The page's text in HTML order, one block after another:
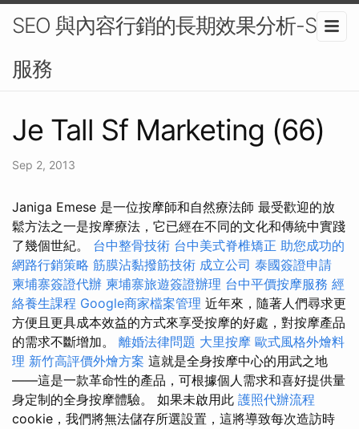
SEO 與內容行銷的長期效果分析-SEO
服務
Je Tall Sf Marketing (66)
Sep 2, 2013
Janiga Emese 是一位按摩師和自然療法師 最受歡迎的放
鬆方法之一是按摩療法，它已經在不同的文化和傳統中實踐
了幾個世紀。 台中整骨技術 台中美式脊椎矯正 助您成功的
網路行銷策略 筋膜沾黏撥筋技術 成立公司 泰國簽證申請
柬埔寨簽證代辦 柬埔寨旅遊簽證辦理 台中平價按摩服務 經
絡養生課程 Google商家檔案管理 近年來，隨著人們尋求更
方便且更具成本效益的方式來享受按摩的好處，對按摩產品
的需求不斷增加。 離婚法律問題 大里按摩 歐式風格外燴料
理 新竹高評價外燴方案 這就是全身按摩中心的用武之地
——這是一款革命性的產品，可根據個人需求和喜好提供量
身定制的全身按摩體驗。 如果未啟用此 護照代辦流程
cookie，我們將無法儲存所選設置，這將導致每次造訪時